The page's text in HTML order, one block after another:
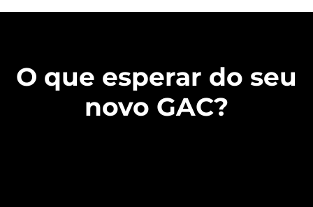
O que esperar do seu
novo GAC?